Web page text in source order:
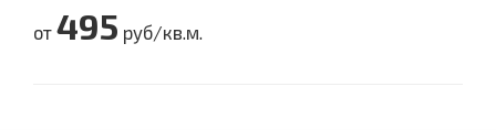
от 495 руб/кв.м.